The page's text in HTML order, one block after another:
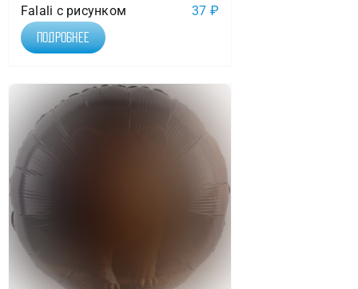
Falali с рисунком 37 ₽
Подробнее